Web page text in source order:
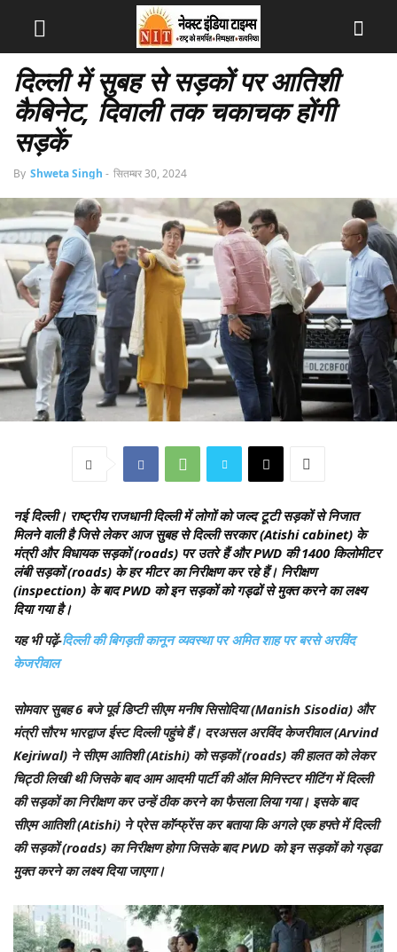
दिल्ली में सुबह से सड़कों पर आतिशी
कैबिनेट, दिवाली तक चकाचक होंगी
सड़कें
By Shweta Singh - सितम्बर 30, 2024
नई दिल्ली। राष्ट्रीय राजधानी दिल्ली में लोगों को जल्द टूटी सड़कों से निजात
मिलने वाली है जिसे लेकर आज सुबह से दिल्ली सरकार (Atishi cabinet) के
मंत्री और विधायक सड़कों (roads) पर उतरे हैं और PWD की 1400 किलोमीटर
लंबी सड़कों (roads) के हर मीटर का निरीक्षण कर रहे हैं। निरीक्षण
(inspection) के बाद PWD को इन सड़कों को गड्ढों से मुक्त करने का लक्ष्य
दिया गया है।
यह भी पढ़ें-दिल्ली की बिगड़ती कानून व्यवस्था पर अमित शाह पर बरसे अरविंद
केजरीवाल
सोमवार सुबह 6 बजे पूर्व डिप्टी सीएम मनीष सिसोदिया (Manish Sisodia) और
मंत्री सौरभ भारद्वाज ईस्ट दिल्ली पहुंचे हैं। दरअसल अरविंद केजरीवाल (Arvind
Kejriwal) ने सीएम आतिशी (Atishi) को सड़कों (roads) की हालत को लेकर
चिट्ठी लिखी थी जिसके बाद आम आदमी पार्टी की ऑल मिनिस्टर मीटिंग में दिल्ली
की सड़कों का निरीक्षण कर उन्हें ठीक करने का फैसला लिया गया। इसके बाद
सीएम आतिशी (Atishi) ने प्रेस कॉन्फ्रेंस कर बताया कि अगले एक हफ्ते में दिल्ली
की सड़कों (roads) का निरीक्षण होगा जिसके बाद PWD को इन सड़कों को गड्ढा
मुक्त करने का लक्ष्य दिया जाएगा।